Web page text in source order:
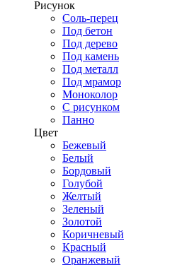
Рисунок
Соль-перец
Под бетон
Под дерево
Под камень
Под металл
Под мрамор
Моноколор
С рисунком
Панно
Цвет
Бежевый
Белый
Бордовый
Голубой
Желтый
Зеленый
Золотой
Коричневый
Красный
Оранжевый